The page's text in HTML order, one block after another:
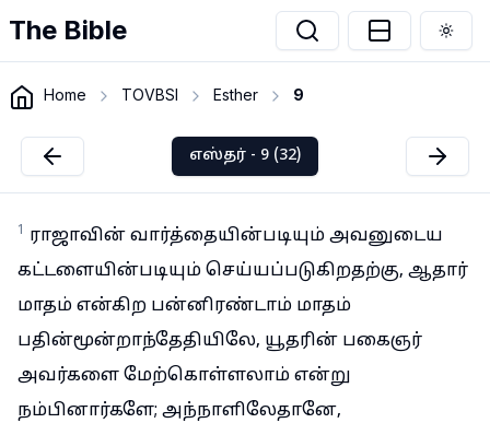
The Bible
Home TOVBSI Esther 9
எஸ்தர் - 9 (32)
1 ராஜாவின் வார்த்தையின்படியும் அவனுடைய
கட்டளையின்படியும் செய்யப்படுகிறதற்கு, ஆதார்
மாதம் என்கிற பன்னிரண்டாம் மாதம்
பதின்மூன்றாந்தேதியிலே, யூதரின் பகைஞர்
அவர்களை மேற்கொள்ளலாம் என்று
நம்பினார்களே; அந்நாளிலேதானே,